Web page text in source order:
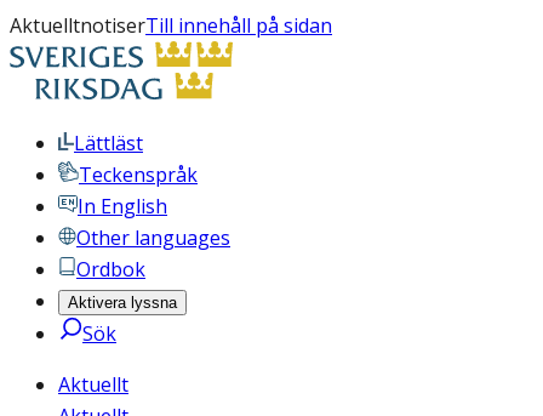
AktuelltnotiserTill innehåll på sidan
Lättläst
Teckenspråk
In English
Other languages
Ordbok
Aktivera lyssna
Sök
Aktuellt